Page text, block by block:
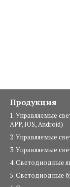
Продукция
1. Управляемые
APP, IOS, Android)
2. Управляемые
3. Управляемые
4. Светодиодные
5. Светодиодные